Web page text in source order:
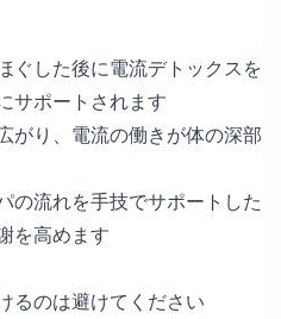
ぐした後に電流デトックスを
サポートされます
がり、電流の働きが体の深部
の流れを手技でサポートした
を高めます
るのは避けてください